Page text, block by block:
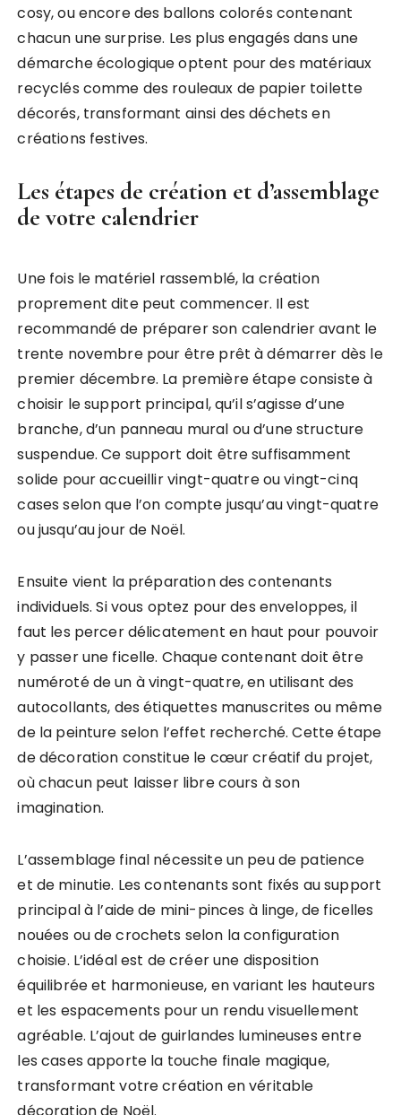
cosy, ou encore des ballons colorés contenant
chacun une surprise. Les plus engagés dans une
démarche écologique optent pour des matériaux
recyclés comme des rouleaux de papier toilette
décorés, transformant ainsi des déchets en
créations festives.
Les étapes de création et d’assemblage
de votre calendrier
Une fois le matériel rassemblé, la création
proprement dite peut commencer. Il est
recommandé de préparer son calendrier avant le
trente novembre pour être prêt à démarrer dès le
premier décembre. La première étape consiste à
choisir le support principal, qu’il s’agisse d’une
branche, d’un panneau mural ou d’une structure
suspendue. Ce support doit être suffisamment
solide pour accueillir vingt-quatre ou vingt-cinq
cases selon que l’on compte jusqu’au vingt-quatre
ou jusqu’au jour de Noël.
Ensuite vient la préparation des contenants
individuels. Si vous optez pour des enveloppes, il
faut les percer délicatement en haut pour pouvoir
y passer une ficelle. Chaque contenant doit être
numéroté de un à vingt-quatre, en utilisant des
autocollants, des étiquettes manuscrites ou même
de la peinture selon l’effet recherché. Cette étape
de décoration constitue le cœur créatif du projet,
où chacun peut laisser libre cours à son
imagination.
L’assemblage final nécessite un peu de patience
et de minutie. Les contenants sont fixés au support
principal à l’aide de mini-pinces à linge, de ficelles
nouées ou de crochets selon la configuration
choisie. L’idéal est de créer une disposition
équilibrée et harmonieuse, en variant les hauteurs
et les espacements pour un rendu visuellement
agréable. L’ajout de guirlandes lumineuses entre
les cases apporte la touche finale magique,
transformant votre création en véritable